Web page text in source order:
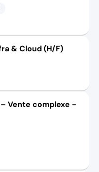
& Cloud (H/F)
Vente complexe -